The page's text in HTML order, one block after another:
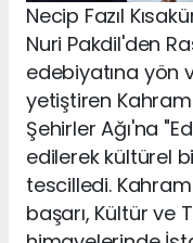
Necip Fazıl
Nuri Pakdil'den
edebiyatına yön
yetiştiren
Şehirler Ağı'na
edilerek kültürel
tescilledi.
başarı, Kültür ve